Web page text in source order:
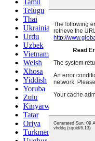
Tamil
Telugu
Thai
Ukrainian
Urdu
Uzbek
Vietnamese
Welsh
Xhosa
Yiddish
Yoruba
Zulu
Kinyarwanda
Tatar
Oriya
Turkmen